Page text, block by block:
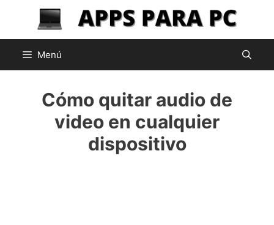
contenido
Menú
Cómo quitar audio de
video en cualquier
dispositivo